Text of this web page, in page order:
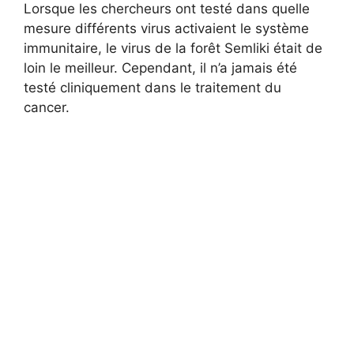
Lorsque les chercheurs ont testé dans quelle
mesure différents virus activaient le système
immunitaire, le virus de la forêt Semliki était de
loin le meilleur. Cependant, il n’a jamais été
testé cliniquement dans le traitement du
cancer.